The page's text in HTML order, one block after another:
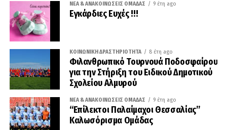
ΝΈΑ & ΑΝΑΚΟΙΝΏΣΕΙΣ ΟΜΆΔΑΣ 9 έτη ago
Εγκάρδιες Ευχές !!!
ΚΟΙΝΩΝΙΚΉ ΔΡΑΣΤΗΡΙΌΤΗΤΑ 8 έτη ago
Φιλανθρωπικό Τουρνουά Ποδοσφαίρου
για την Στήριξη του Ειδικού Δημοτικού
Σχολείου Αλμυρού
ΝΈΑ & ΑΝΑΚΟΙΝΏΣΕΙΣ ΟΜΆΔΑΣ 9 έτη ago
“Επίλεκτοι Παλαίμαχοι Θεσσαλίας”
Καλωσόρισμα Ομάδας